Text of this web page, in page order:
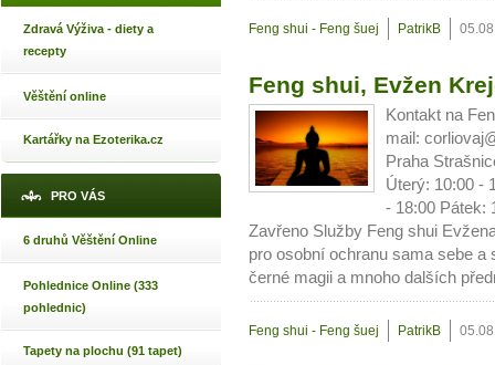
Zdravá Výživa - diety a
recepty
Věštění online
Kartářky na Ezoterika.cz
PRO VÁS
6 druhů Věštění Online
Pohlednice Online (333
pohlednic)
Tapety na plochu (91 tapet)
Feng shui - Feng šuej PatrikB
Feng shui, Evžen
Kontakt na
mail:
Praha
Úterý: 10:00 -
- 18:00 Pátek:
Zavřeno Služby Feng shui
pro osobní ochranu sama sebe
černé magii a mnoho dalších
Feng shui - Feng šuej PatrikB